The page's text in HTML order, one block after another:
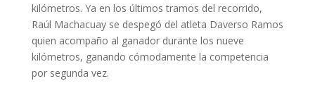
kilómetros. Ya en los últimos tramos del recorrido,
Raúl Machacuay se despegó del atleta Daverso Ramos
quien acompaño al ganador durante los nueve
kilómetros, ganando cómodamente la competencia
por segunda vez.